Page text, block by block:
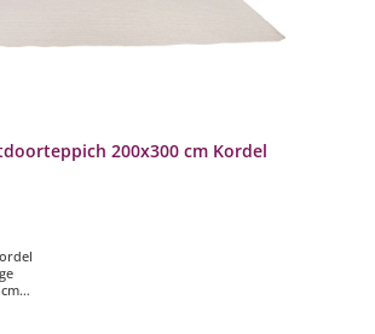
200x300 cm Kordel